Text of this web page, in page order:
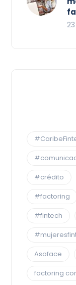
#crédito
#factoring
#fintech
Asoface
factoring